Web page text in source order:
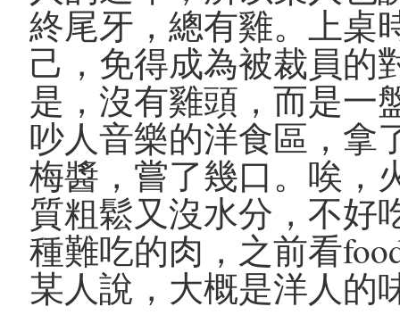
終尾牙，總有雞。上桌
己，免得成為被裁員的
是，沒有雞頭，而是一
吵人音樂的洋食區，拿
梅醬，嘗了幾口。唉，
質粗鬆又沒水分，不好
種難吃的肉，之前看
某人說，大概是洋人的